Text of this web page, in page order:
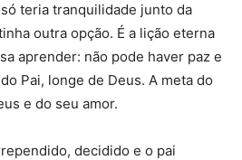
teria tranquilidade junto da
outra opção. É a lição eterna
aprender: não pode haver paz e
Pai, longe de Deus. A meta do
e do seu amor.
decidido e o pai